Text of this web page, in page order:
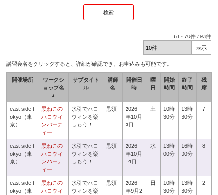
61 -70件 /93件
講習会名をクリックすると、詳細が確認でき、お申込みも可能です。
開催場所
ワークシ
ョップ名
▲
サブタイト
ル
講師
名
開催日
時
曜
日
開始
時間
終了
時間
残
席
east side t
okyo（東
京）
黒ねこの
ハロウィ
ンパーテ
ィー
水引でハロ
ウィンを楽
しもう！
黒須
2026
年10月
3日
土
10時
30分
13時
30分
7
east side t
okyo（東
京）
黒ねこの
ハロウィ
ンパーテ
ィー
水引でハロ
ウィンを楽
しもう！
黒須
2026
年10月
14日
水
13時
00分
16時
00分
8
east side t
okyo（東
黒ねこの
ハロウィ
水引でハロ
ウィンを楽
黒須
2026
年9月2
日
10時
30分
13時
30分
2